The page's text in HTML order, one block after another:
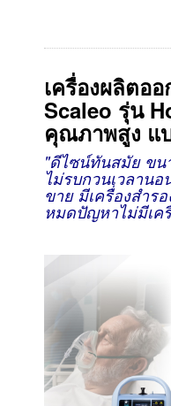
เครื่องผลิตอ
Scaleo รุ่น
คุณภาพสูง แ
"ดีไซน์ทันสมัย ขน
ไม่รบกวนเวลาน
ขาย มีเครื่องสำร
หมดปัญหาไม่มีเค